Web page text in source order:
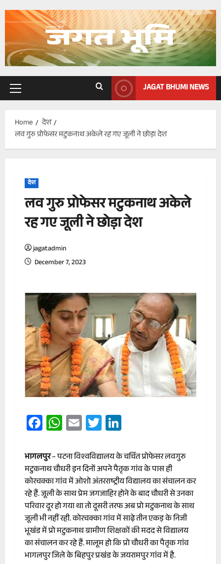
Primary
JAGAT BHUMI NEWS
Home
देश
लव गुरु प्रोफेसर मटुकनाथ अकेले रह गए जूली ने छोड़ा देश
देश
लव गुरु प्रोफेसर मटुकनाथ अकेले
रह गए जूली ने छोड़ा देश
jagatadmin
December 7, 2023
Facebook
WhatsApp
EmailTwitter
भागलपुर– पटना विश्वविद्यालय के चर्चित प्रोफेसर लवगुरु
मटुकनाथ चौधरी इन दिनों अपने पैतृक गांव के पास ही
कोरचक्का गांव में ओशो अंतरराष्ट्रीय विद्यालय का संचालन कर
रहे हैं. जूली के साथ प्रेम जगजाहिर होने के बाद चौधरी से उनका
परिवार दूर हो गया था तो दूसरी तरफ अब प्रो मटुकनाथ के साथ
जूली भी नहीं रही. कोरचक्का गांव में साढ़े तीन एकड़ के निजी
भूखंड में प्रो मटुकनाथ ग्रामीण शिक्षकों की मदद से विद्यालय
का संचालन कर रहे हैं. मालूम हो कि प्रो चौधरी का पैतृक गांव
भागलपुर जिले के बिहपुर प्रखंड के जयरामपुर गांव में है.